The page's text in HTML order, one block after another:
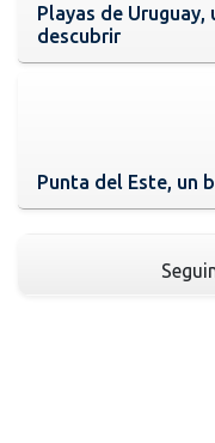
Playas de
descubrir
Punta del Este, un